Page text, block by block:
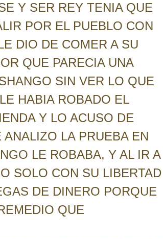
Y SER REY TENIA QUE
POR EL PUEBLO CON
DIO DE COMER A SU
QUE PARECIA UNA
SIN VER LO QUE
HABIA ROBADO EL
Y LO ACUSO DE
LA PRUEBA EN
LE ROBABA, Y AL IR A
SOLO CON SU LIBERTAD
DE DINERO PORQUE
QUE